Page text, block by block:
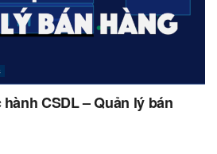
CSDL – Quản lý bán